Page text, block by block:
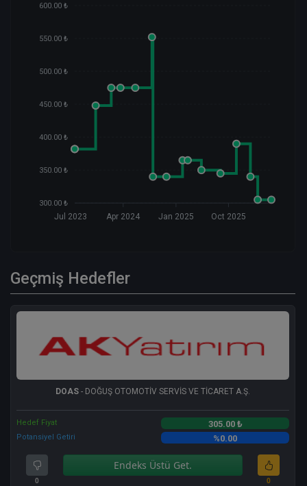
600.00 ₺
550.00 ₺
500.00 ₺
450.00 ₺
400.00 ₺
350.00 ₺
300.00 ₺
Jul 2023 Apr 2024 Jan 2025 Oct 2025
Geçmiş Hedefler
DOAS - DOĞUŞ OTOMOTİV SERVİS VE TİCARET A.Ş.
Hedef Fiyat 305.00 ₺
Potansiyel Getiri %0.00
0
Endeks Üstü Get.
0